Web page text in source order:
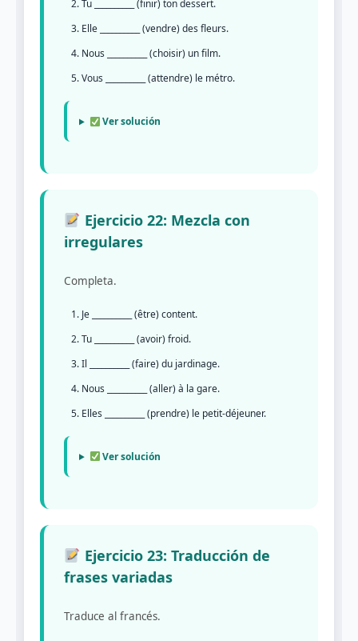
Tu __________ (finir) ton dessert.
Elle __________ (vendre) des fleurs.
Nous __________ (choisir) un film.
Vous __________ (attendre) le métro.
Ver solución
Ejercicio 22: Mezcla con
irregulares
Completa.
Je __________ (être) content.
Tu __________ (avoir) froid.
Il __________ (faire) du jardinage.
Nous __________ (aller) à la gare.
Elles __________ (prendre) le petit-déjeuner.
Ver solución
Ejercicio 23: Traducción de
frases variadas
Traduce al francés.